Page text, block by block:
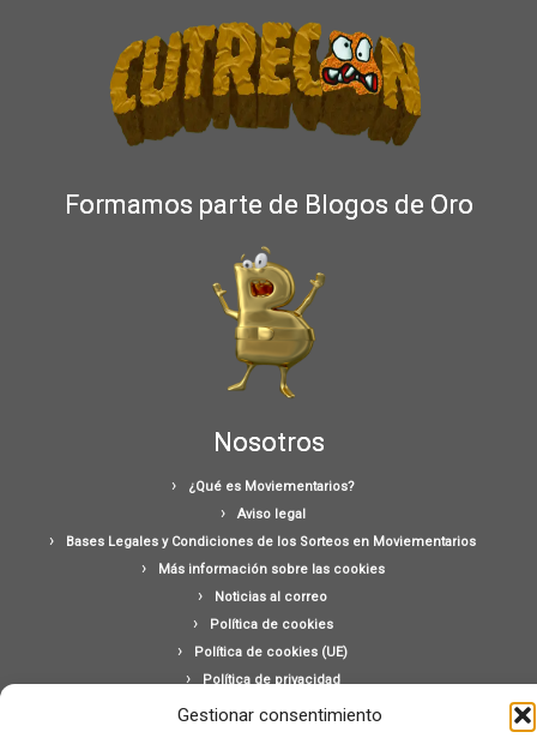
Gestionar consentimiento
Formamos parte de Blogos de Oro
Nosotros
¿Qué es Moviementarios?
Aviso legal
Bases Legales y Condiciones de los Sorteos en Moviementarios
Más información sobre las cookies
Noticias al correo
Política de cookies
Política de cookies (UE)
Política de privacidad
Ponte en contacto con nosotros